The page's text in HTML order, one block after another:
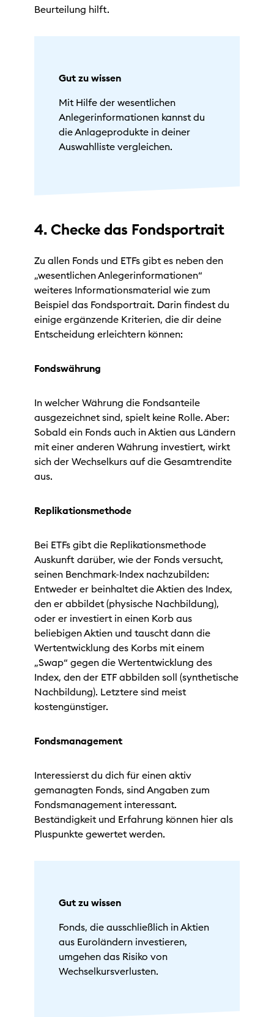
Beurteilung hilft.
Gut zu wissen
Mit Hilfe der wesentlichen
Anlegerinformationen kannst du
die Anlageprodukte in deiner
Auswahlliste vergleichen.
4. Checke das Fondsportrait
Zu allen Fonds und ETFs gibt es neben den
„wesentlichen Anlegerinformationen“
weiteres Informationsmaterial wie zum
Beispiel das Fondsportrait. Darin findest du
einige ergänzende Kriterien, die dir deine
Entscheidung erleichtern können:
Fondswährung
In welcher Währung die Fondsanteile
ausgezeichnet sind, spielt keine Rolle. Aber:
Sobald ein Fonds auch in Aktien aus Ländern
mit einer anderen Währung investiert, wirkt
sich der Wechselkurs auf die Gesamtrendite
aus.
Replikationsmethode
Bei ETFs gibt die Replikationsmethode
Auskunft darüber, wie der Fonds versucht,
seinen Benchmark-Index nachzubilden:
Entweder er beinhaltet die Aktien des Index,
den er abbildet (physische Nachbildung),
oder er investiert in einen Korb aus
beliebigen Aktien und tauscht dann die
Wertentwicklung des Korbs mit einem
„Swap“ gegen die Wertentwicklung des
Index, den der ETF abbilden soll (synthetische
Nachbildung). Letztere sind meist
kostengünstiger.
Fondsmanagement
Interessierst du dich für einen aktiv
gemanagten Fonds, sind Angaben zum
Fondsmanagement interessant.
Beständigkeit und Erfahrung können hier als
Pluspunkte gewertet werden.
Gut zu wissen
Fonds, die ausschließlich in Aktien
aus Euroländern investieren,
umgehen das Risiko von
Wechselkursverlusten.